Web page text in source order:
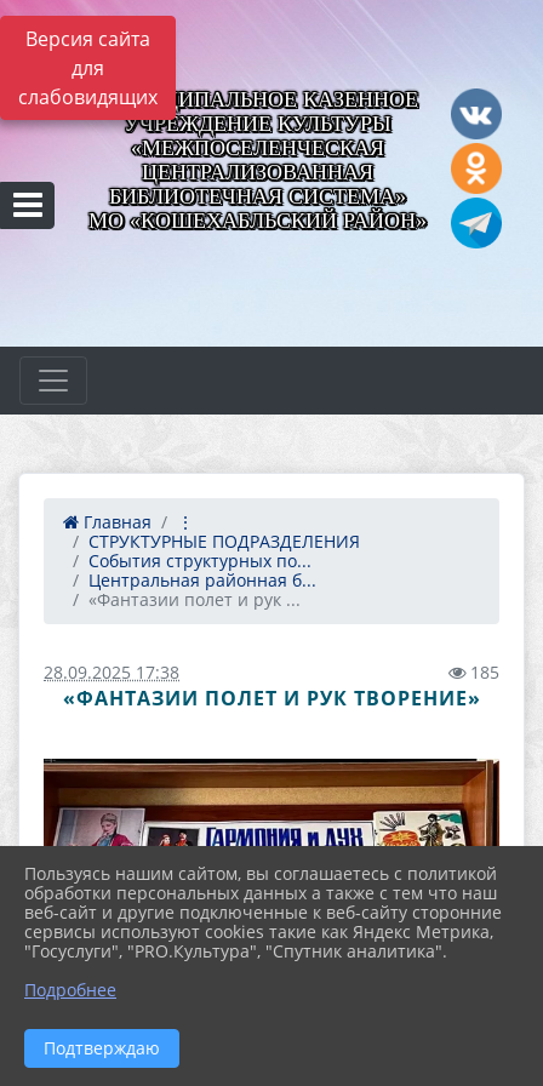
Версия сайта
для
слабовидящихМУНИЦИПАЛЬНОЕ КАЗЕННОЕ
УЧРЕЖДЕНИЕ КУЛЬТУРЫ
«МЕЖПОСЕЛЕНЧЕСКАЯ
ЦЕНТРАЛИЗОВАННАЯ
БИБЛИОТЕЧНАЯ СИСТЕМА»
МО «КОШЕХАБЛЬСКИЙ РАЙОН»
Главная
⋮
СТРУКТУРНЫЕ ПОДРАЗДЕЛЕНИЯ
События структурных по...
Центральная районная б...
«Фантазии полет и рук ...
28.09.2025 17:38 185
«ФАНТАЗИИ ПОЛЕТ И РУК ТВОРЕНИЕ»
Пользуясь нашим сайтом, вы соглашаетесь с политикой
обработки персональных данных а также с тем что наш
веб-сайт и другие подключенные к веб-сайту сторонние
сервисы используют cookies такие как Яндекс Метрика,
"Госуслуги", "PRO.Культура", "Спутник аналитика".
Подробнее
Подтверждаю